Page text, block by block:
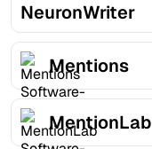
NeuronWriter
Mentions
MentionLab